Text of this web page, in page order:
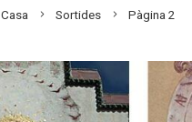
Casa Sortides Pàgina 2